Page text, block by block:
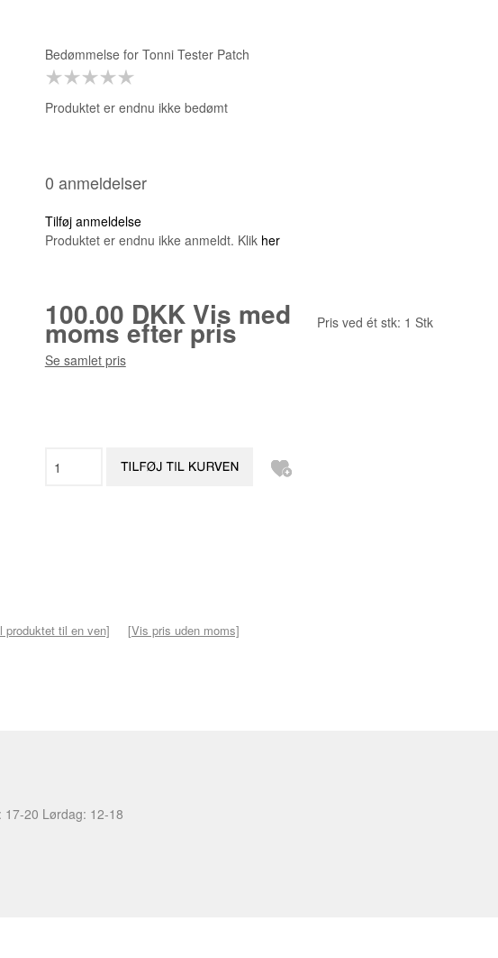
Bedømmelse for Tonni Tester Patch
Produktet er endnu ikke bedømt
0 anmeldelser
Tilføj anmeldelse
Produktet er endnu ikke anmeldt. Klik her
100.00 DKKVis med
moms efter pris Pris ved ét stk: 1 Stk
Se samlet pris
produktet til en ven] [Vis pris uden moms]
17-20 Lørdag: 12-18